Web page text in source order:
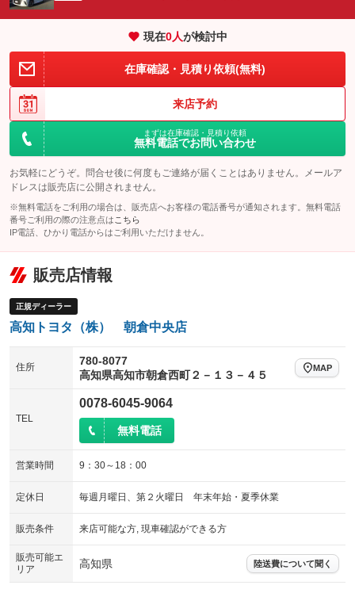
：装備なし
：装備なし
現在0人が検討中
在庫確認・見積り依頼(無料)
来店予約
まずは在庫確認・見積り依頼
無料電話でお問い合わせ
お気軽にどうぞ。問合せ後に何度もご連絡が届くことはありません。メールア
ドレスは販売店に公開されません。
※無料電話をご利用の場合は、販売店へお客様の電話番号が通知されます。無料電話
番号ご利用の際の注意点は こちら
IP電話、ひかり電話からはご利用いただけません。
販売店情報
正規ディーラー
高知トヨタ（株） 朝倉中央店
住所
780-8077
高知県高知市朝倉西町２－１３－４５
MAP
TEL
0078-6045-9064
無料電話
営業時間 9：30～18：00
定休日 毎週月曜日、第２火曜日 年末年始・夏季休業
販売条件 来店可能な方, 現車確認ができる方
販売可能エ
リア
高知県 陸送費について聞く